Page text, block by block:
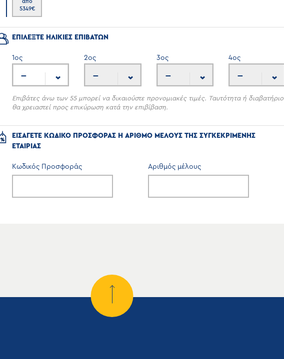
5349€
ΕΠΙΛΕΞΤΕ ΗΛΙΚΙΕΣ ΕΠΙΒΑΤΩΝ
1ος
---
2ος
---
3ος
---
4ος
---
Επιβάτες άνω των 55 μπορεί να δικαιούστε προνομιακές τιμές. Ταυτότητα ή διαβατήριο
θα χρειαστεί προς επικύρωση κατά την επιβίβαση.
ΕΙΣΑΓΕΤΕ ΚΩΔΙΚΟ ΠΡΟΣΦΟΡΑΣ Η ΑΡΙΘΜΟ ΜΕΛΟΥΣ ΤΗΣ ΣΥΓΚΕΚΡΙΜΕΝΗΣ
ΕΤΑΙΡΙΑΣ
Κωδικός Προσφοράς Αριθμός μέλους